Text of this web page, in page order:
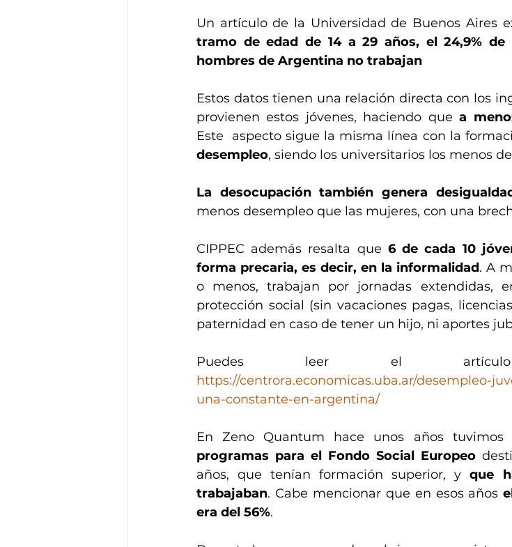
Un artículo de la Universidad de Buenos Aires
tramo de edad de 14 a 29 años, el 24,9% de
hombres de Argentina no trabajan
Estos datos tienen una relación directa con los
provienen estos jóvenes, haciendo que
Este
aspecto sigue la misma línea con la
desempleo, siendo los universitarios los menos
La desocupación también genera
menos desempleo que las mujeres, con una
CIPPEC además resalta que 6 de cada 10
forma precaria, es decir, en la informalidad. A
o menos, trabajan por jornadas extendidas,
protección social (sin vacaciones pagas,
paternidad en caso de tener un hijo, ni aportes
https://centrora.economicas.uba.ar/desempleo-
una-constante-en-argentina/
programas para el Fondo Social Europeo
años, que tenían formación superior, y que
trabajaban. Cabe mencionar que en esos años
era del 56%.